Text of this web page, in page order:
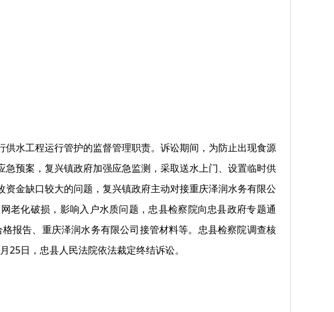
水工程运行管护的监督管理职责。诉讼期间，为防止出现食源
预案，复兴镇政府加强应急监测，采取送水上门、设置临时供
金缺口较大的问题，复兴镇政府主动对接重庆泽润水务有限公
老化破损，影响入户水质问题，忠县检察院向忠县政府专题通
报告、重庆泽润水务有限公司接管材料等。 忠县检察院调查核
日，忠县人民法院依法裁定终结诉讼。